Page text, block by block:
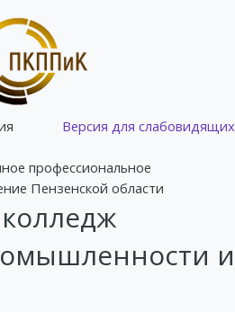
Версия для слабовидящих
профессиональное
Пензенской области
и